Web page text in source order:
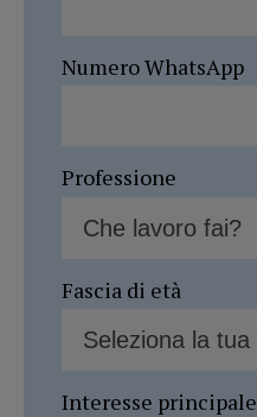
Numero WhatsApp
Professione
Fascia di età
Interesse principale